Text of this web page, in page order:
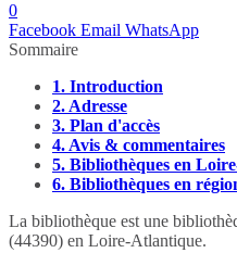
0
Facebook Email WhatsApp
Sommaire
1. Introduction
2. Adresse
3. Plan d'accès
4. Avis & commentaires
5. Bibliothèques en
6. Bibliothèques en
La bibliothèque est une
(44390) en Loire-Atlantique.